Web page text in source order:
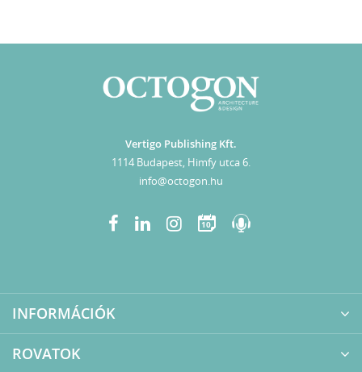
Vertigo Publishing Kft.
1114 Budapest, Himfy utca 6.
info@octogon.hu
10
INFORMÁCIÓK
ROVATOK